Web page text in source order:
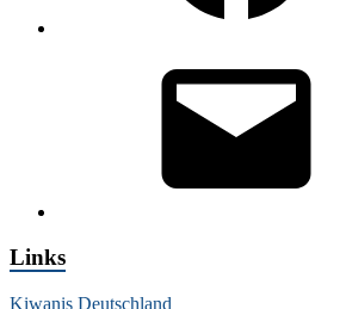
Links
Kiwanis Deutschland